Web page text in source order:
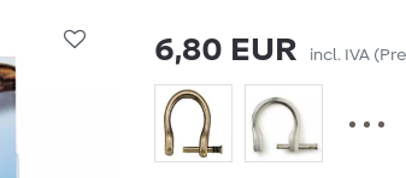
6,80 EUR incl. IVA